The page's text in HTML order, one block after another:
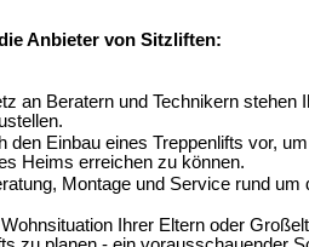
Anbieter von Sitzliften:
an Beratern und Technikern
den Einbau eines Treppenlifts vor,
Heims erreichen zu können.
Montage und Service rund
Ihrer Eltern oder